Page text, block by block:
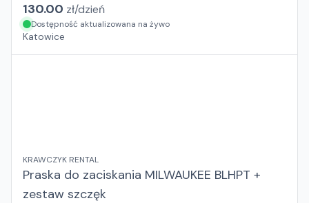
130.00 zł/dzień
Dostępność aktualizowana na żywo
Katowice
KRAWCZYK RENTAL
Praska do zaciskania MILWAUKEE BLHPT +
zestaw szczęk